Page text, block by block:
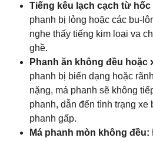
Tiếng kêu lạch cạch từ hốc
phanh bị lỏng hoặc các bu-
nghe thấy tiếng kim loại va
ghề.
Phanh ăn không đều hoặc
phanh bị biến dạng hoặc
nặng, má phanh sẽ không
phanh, dẫn đến tình trạng xe
phanh gấp.
Má phanh mòn không đều: